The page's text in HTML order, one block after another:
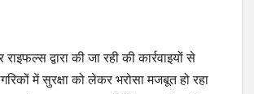
द्वारा की जा रही की कार्रवाइयों से
में सुरक्षा को लेकर भरोसा मजबूत हो रहा